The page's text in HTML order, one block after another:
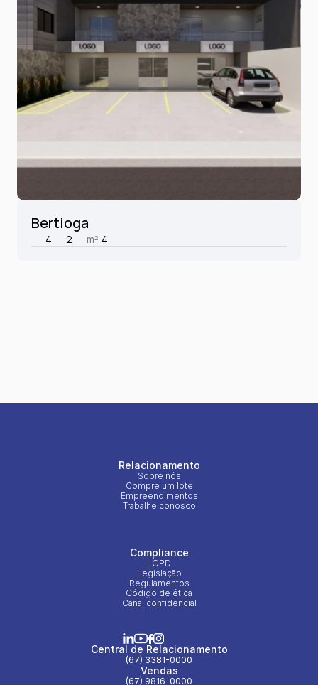
Bertioga
4 2 m²:4
Relacionamento
Sobre nós
Compre um lote
Empreendimentos
Trabalhe conosco
Compliance
LGPD
Legislação
Regulamentos
Código de ética
Canal confidencial
Central de Relacionamento
(67) 3381-0000
Vendas
(67) 9816-0000